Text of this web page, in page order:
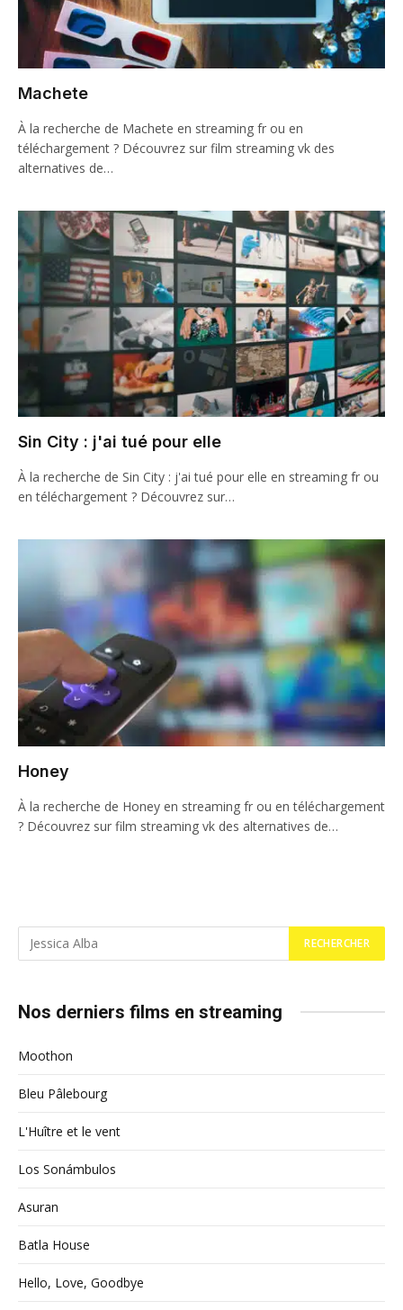
Machete
À la recherche de Machete en streaming fr ou en
téléchargement ? Découvrez sur film streaming vk des
alternatives de…
Sin City : j'ai tué pour elle
À la recherche de Sin City : j'ai tué pour elle en streaming fr ou
en téléchargement ? Découvrez sur…
Honey
À la recherche de Honey en streaming fr ou en téléchargement
? Découvrez sur film streaming vk des alternatives de…
Nos derniers films en streaming
Moothon
Bleu Pâlebourg
L'Huître et le vent
Los Sonámbulos
Asuran
Batla House
Hello, Love, Goodbye